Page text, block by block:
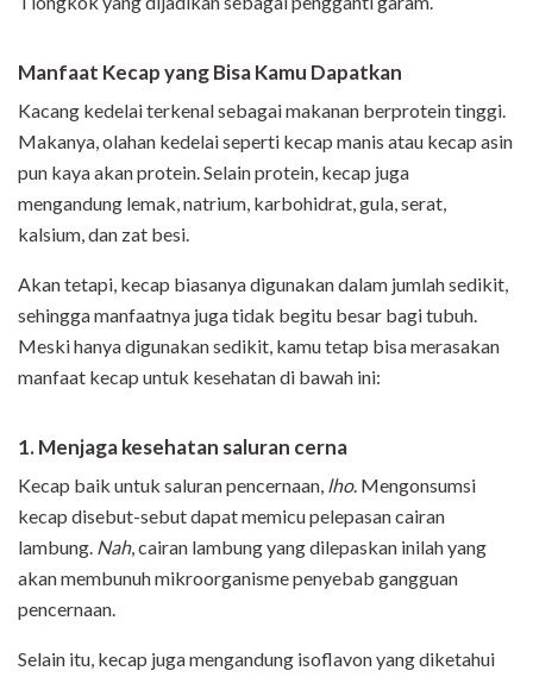
Manfaat Kecap yang Bisa Kamu Dapatkan
Kacang kedelai terkenal sebagai makanan berprotein tinggi.
Makanya, olahan kedelai seperti kecap manis atau kecap asin
pun kaya akan protein. Selain protein, kecap juga
mengandung lemak, natrium, karbohidrat, gula, serat,
kalsium, dan zat besi.
Akan tetapi, kecap biasanya digunakan dalam jumlah sedikit,
sehingga manfaatnya juga tidak begitu besar bagi tubuh.
Meski hanya digunakan sedikit, kamu tetap bisa merasakan
manfaat kecap untuk kesehatan di bawah ini:
1. Menjaga kesehatan saluran cerna
Kecap baik untuk saluran pencernaan, lho. Mengonsumsi
kecap disebut-sebut dapat memicu pelepasan cairan
lambung. Nah, cairan lambung yang dilepaskan inilah yang
akan membunuh mikroorganisme penyebab gangguan
pencernaan.
Selain itu, kecap juga mengandung isoflavon yang diketahui